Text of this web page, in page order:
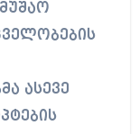
ასევე